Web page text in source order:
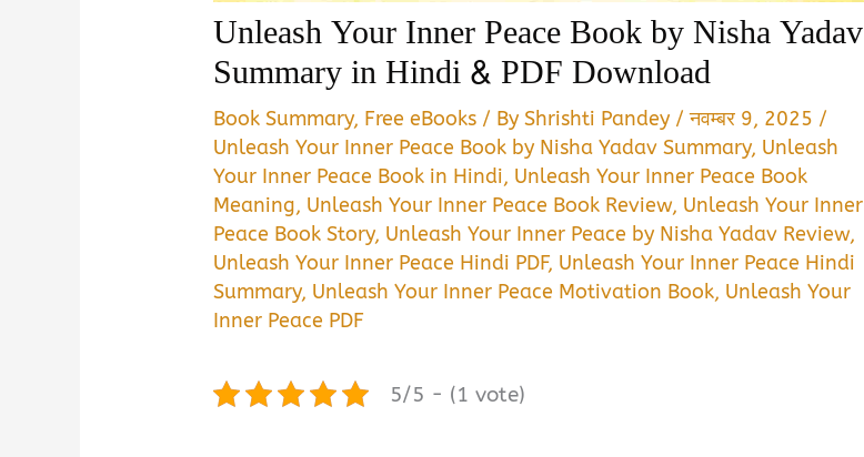
Unleash Your Inner Peace Book by Nisha Yadav
Summary in Hindi & PDF Download
Book Summary, Free eBooks / ByShrishti Pandey /नवम्बर 9, 2025 /
Unleash Your Inner Peace Book by Nisha Yadav Summary, Unleash
Your Inner Peace Book in Hindi, Unleash Your Inner Peace Book
Meaning, Unleash Your Inner Peace Book Review, Unleash Your Inner
Peace Book Story, Unleash Your Inner Peace by Nisha Yadav Review,
Unleash Your Inner Peace Hindi PDF, Unleash Your Inner Peace Hindi
Summary, Unleash Your Inner Peace Motivation Book, Unleash Your
Inner Peace PDF
5/5 - (1 vote)